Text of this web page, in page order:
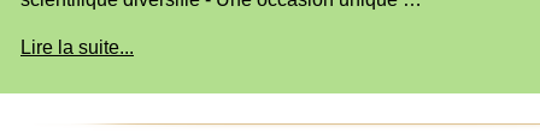
Lire la suite...